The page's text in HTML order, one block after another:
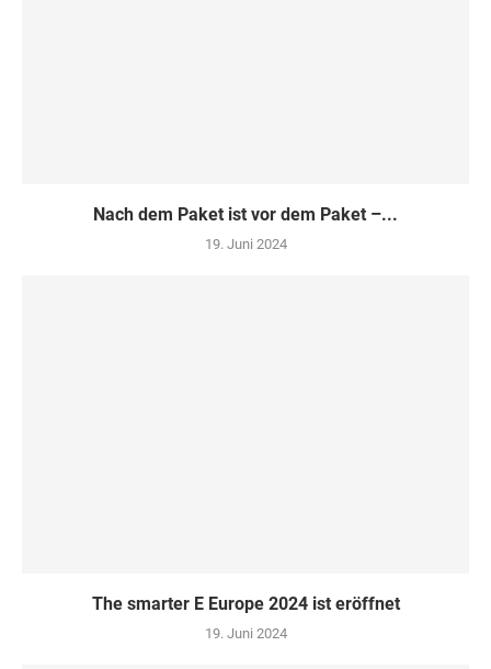
Nach dem Paket ist vor dem Paket –...
19. Juni 2024
The smarter E Europe 2024 ist eröffnet
19. Juni 2024